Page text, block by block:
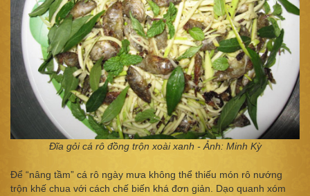
Đĩa gỏi cá rô đồng trộn xoài xanh - Ảnh: Minh Kỳ
Để “nâng tầm” cá rô ngày mưa không thể thiếu món rô nướng
trộn khế chua với cách chế biến khá đơn giản. Dạo quanh xóm